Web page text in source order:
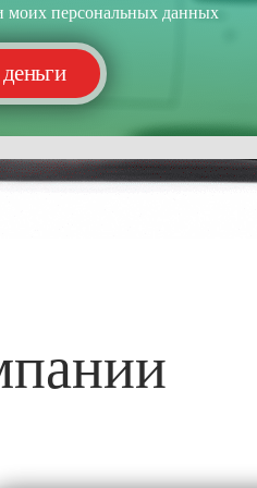
моих персональных данных